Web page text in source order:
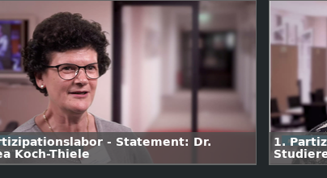
- Statement: Dr.
Koch-Thiele
1.